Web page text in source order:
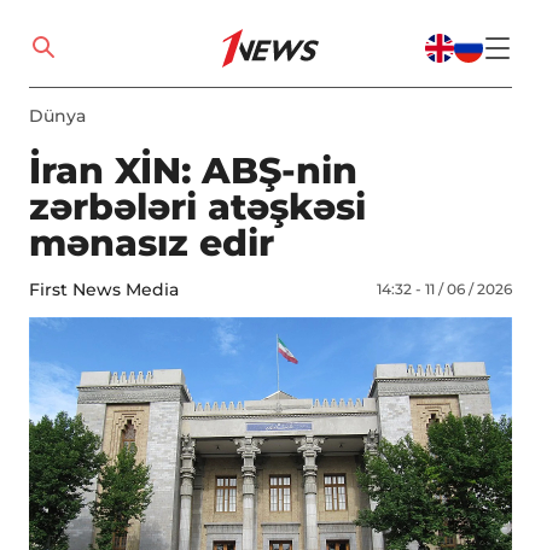
Dünya
İran XİN: ABŞ-nin
zərbələri atəşkəsi
mənasız edir
First News Media 14:32 - 11 / 06 / 2026